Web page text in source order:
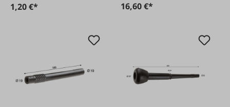
1,20 €* 16,60 €*